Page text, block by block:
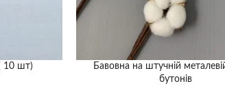
10 шт)
Бавовна на штучній
бутонів